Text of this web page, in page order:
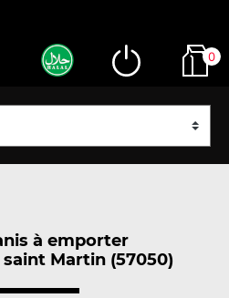
0
à emporter
Martin (57050)